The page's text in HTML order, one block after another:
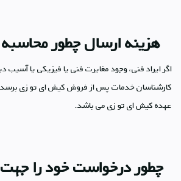
هزینه ارسال چطور
اگر ایراد فنی، وجود مغایرت فنی یا فیزیکی یا آسیب
کارشناسان خدمات پس از فروش کیش ای تو زی
عهده کیش ای تو زی می باشد.
چطور درخواست خود را جهت